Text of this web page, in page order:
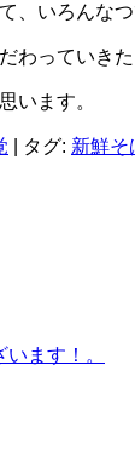
いろんな
わっていきた
います。
| タグ: 新鮮そ
ます！。